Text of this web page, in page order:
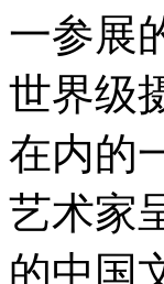
一参展
世界级
在内的
艺术家
的中国